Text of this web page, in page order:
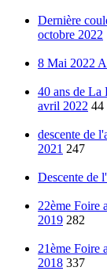
Dernière
octobre 2022
8 Mai 2022
40 ans de La
avril 2022 44
descente de
2021 247
Descente de
22ème Foire
2019 282
21ème Foire
2018 337